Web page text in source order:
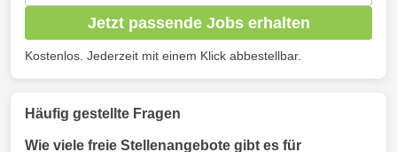
Jetzt passende Jobs erhalten
Kostenlos. Jederzeit mit einem Klick abbestellbar.
Häufig gestellte Fragen
Wie viele freie Stellenangebote gibt es für